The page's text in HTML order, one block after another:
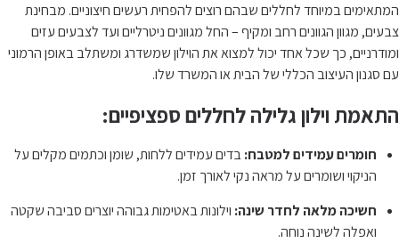
המתאימים במיוחד לחללים שבהם רוצים להפחית רעשים חיצוניים. מבחינת
צבעים, מגוון הגוונים רחב ומקיף – החל מגוונים ניטרליים ועד לצבעים עזים
ומודרניים, כך שכל אחד יכול למצוא את הוילון שמשדרג ומשתלב באופן הרמוני
עם סגנון העיצוב הכללי של הבית או המשרד שלו.
התאמת וילון גלילה לחללים ספציפיים:
חומרים עמידים למטבח:בדים עמידים ללחות, שומן וכתמים מקלים על
הניקוי ושומרים על מראה נקי לאורך זמן.
חשיכה מלאה לחדר שינה: וילונות באטימות גבוהה יוצרים סביבה שקטה
ואפלה לשינה נוחה.